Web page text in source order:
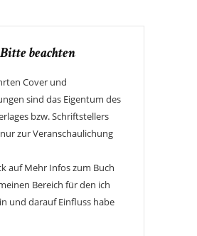
Bitte beachten
Cover und
sind das Eigentum des
bzw. Schriftstellers
zur Veranschaulichung
auf Mehr Infos zum Buch
Bereich für den ich
und darauf Einfluss habe